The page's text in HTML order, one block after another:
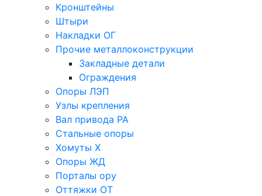
Кронштейны
Штыри
Накладки ОГ
Прочие металлоконструкции
Закладные детали
Ограждения
Опоры ЛЭП
Узлы крепления
Вал привода РА
Стальные опоры
Хомуты Х
Опоры ЖД
Порталы ору
Оттяжки ОТ